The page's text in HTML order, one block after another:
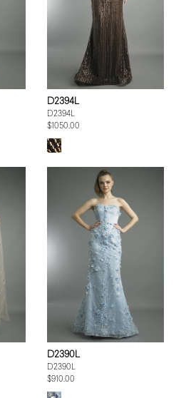
D2394L
D2394L
$1050.00
D2390L
D2390L
$910.00